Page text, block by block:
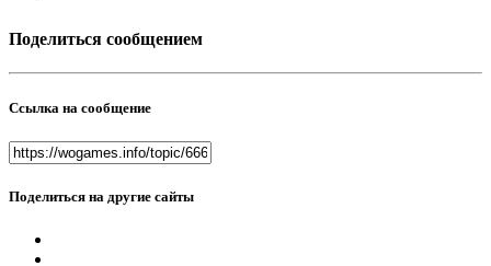
Поделиться сообщением
Ссылка на сообщение
Поделиться на другие сайты